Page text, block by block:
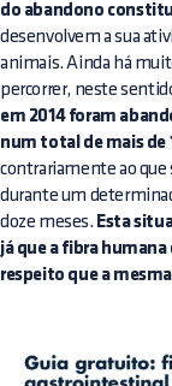
do abandono
desenvolvem a sua
animais. Ainda há
percorrer, neste
em 2014 foram
num total de mais de
contrariamente ao que
durante um
doze meses. Esta
já que a fibra
respeito que a